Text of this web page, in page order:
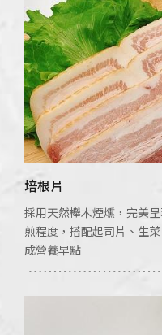
培根片
採用天然櫸木煙燻，完美
煎程度，搭配起司片、生
成營養早點